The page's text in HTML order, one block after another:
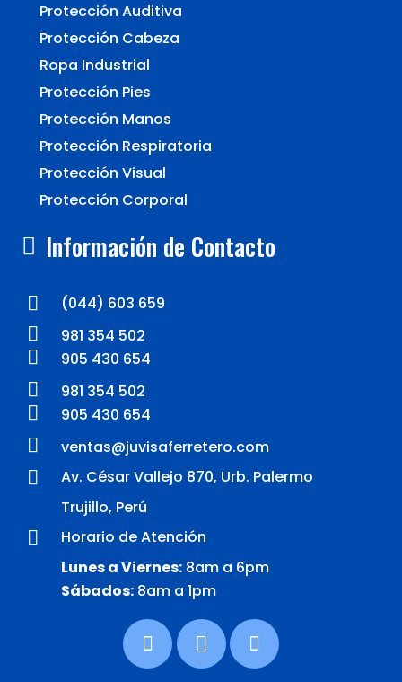
Protección Auditiva
Protección Cabeza
Ropa Industrial
Protección Pies
Protección Manos
Protección Respiratoria
Protección Visual
Protección Corporal
Información de Contacto
(044) 603 659
981 354 502
905 430 654
981 354 502
905 430 654
ventas@juvisaferretero.com
Av. César Vallejo 870, Urb. Palermo
Trujillo, Perú
Horario de Atención
Lunes a Viernes: 8am a 6pm
Sábados: 8am a 1pm